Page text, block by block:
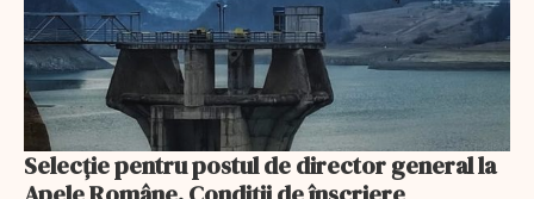
Selecţie pentru postul de director general la